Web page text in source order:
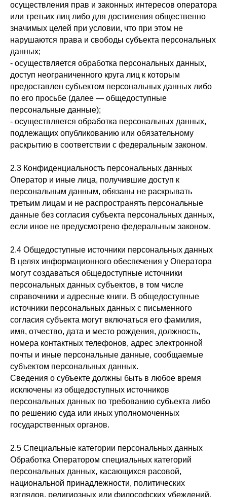
осуществления прав и законных интересов оператора
или третьих лиц либо для достижения общественно
значимых целей при условии, что при этом не
нарушаются права и свободы субъекта персональных
данных;
- осуществляется обработка персональных данных,
доступ неограниченного круга лиц к которым
предоставлен субъектом персональных данных либо
по его просьбе (далее — общедоступные
персональные данные);
- осуществляется обработка персональных данных,
подлежащих опубликованию или обязательному
раскрытию в соответствии с федеральным законом.
2.3 Конфиденциальность персональных данных
Оператор и иные лица, получившие доступ к
персональным данным, обязаны не раскрывать
третьим лицам и не распространять персональные
данные без согласия субъекта персональных данных,
если иное не предусмотрено федеральным законом.
2.4 Общедоступные источники персональных данных
В целях информационного обеспечения у Оператора
могут создаваться общедоступные источники
персональных данных субъектов, в том числе
справочники и адресные книги. В общедоступные
источники персональных данных с письменного
согласия субъекта могут включаться его фамилия,
имя, отчество, дата и место рождения, должность,
номера контактных телефонов, адрес электронной
почты и иные персональные данные, сообщаемые
субъектом персональных данных.
Сведения о субъекте должны быть в любое время
исключены из общедоступных источников
персональных данных по требованию субъекта либо
по решению суда или иных уполномоченных
государственных органов.
2.5 Специальные категории персональных данных
Обработка Оператором специальных категорий
персональных данных, касающихся расовой,
национальной принадлежности, политических
взглядов, религиозных или философских убеждений,